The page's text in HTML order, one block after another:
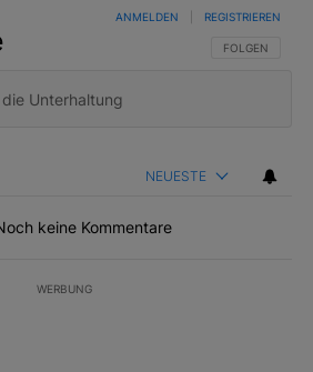
FOLGE DIESER
FOLGEN
ANMELDEN REGISTRIEREN
NEUESTE
keine Kommentare
WERBUNG